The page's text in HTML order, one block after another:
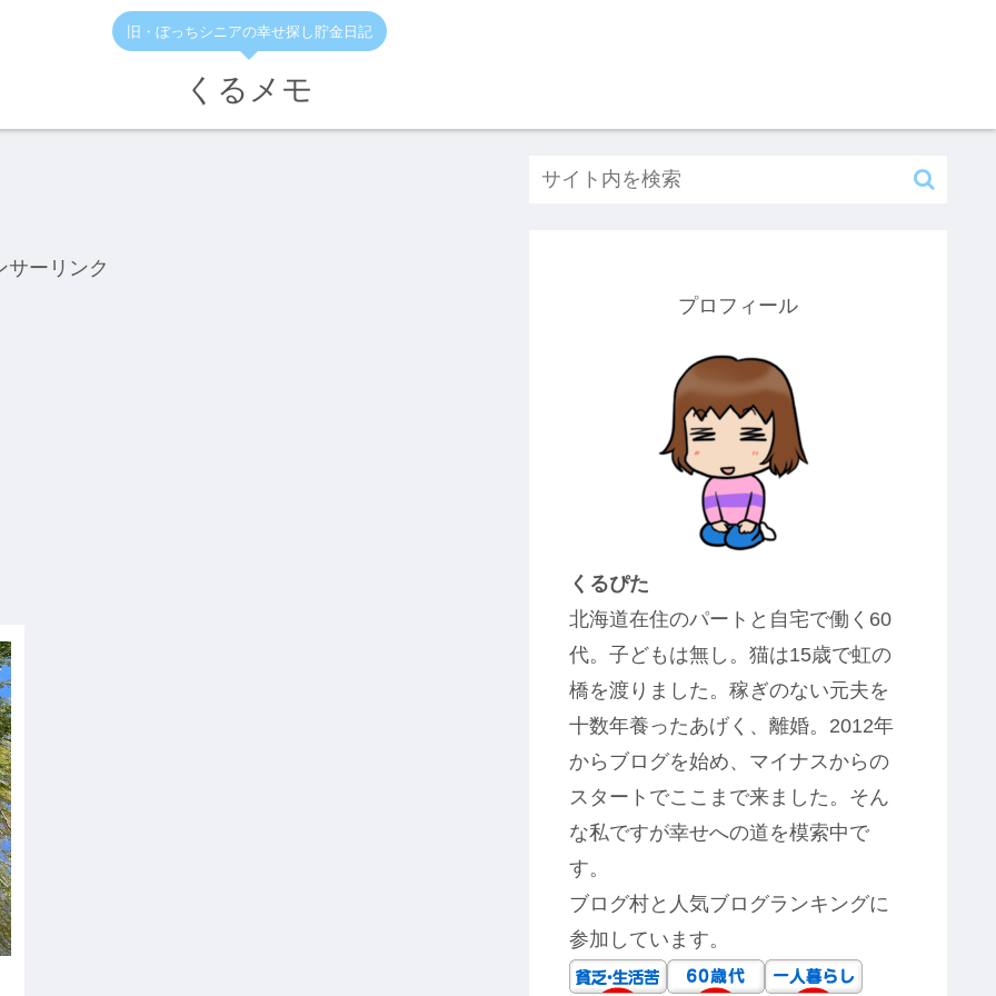
旧・ぼっちシニアの幸せ探し貯金日記
くるメモ
サーリンク
プロフィール
くるぴた
北海道在住のパートと自宅で働く60
代。子どもは無し。猫は15歳で虹の
橋を渡りました。稼ぎのない元夫を
十数年養ったあげく、離婚。2012年
からブログを始め、マイナスからの
スタートでここまで来ました。そん
な私ですが幸せへの道を模索中で
す。
ブログ村と人気ブログランキングに
参加しています。